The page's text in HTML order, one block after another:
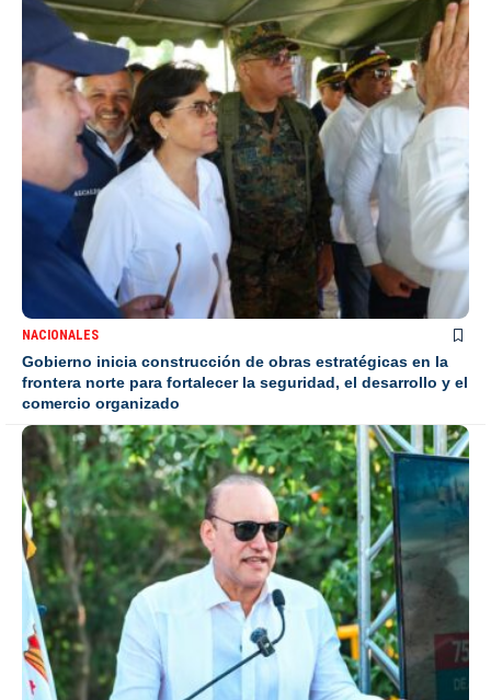
NACIONALES
Gobierno inicia construcción de obras estratégicas en la
frontera norte para fortalecer la seguridad, el desarrollo y el
comercio organizado